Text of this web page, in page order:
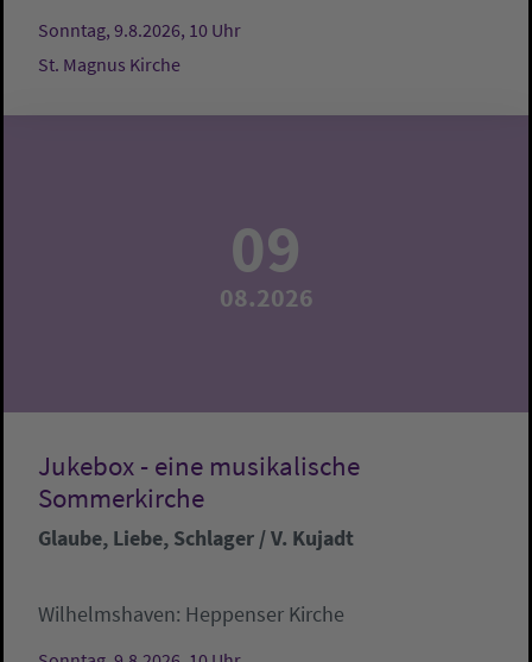
Sonntag, 9.8.2026, 10 Uhr
St. Magnus Kirche
09
08.2026
Jukebox - eine musikalische
Sommerkirche
Glaube, Liebe, Schlager / V. Kujadt
Wilhelmshaven: Heppenser Kirche